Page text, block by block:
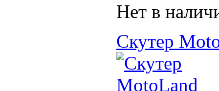
Нет в
Скутер